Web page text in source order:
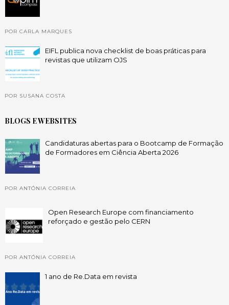
POR CARLA MARQUES
EIFL publica nova checklist de boas práticas para
revistas que utilizam OJS
POR SUSANA COSTA
BLOGS E WEBSITES
Candidaturas abertas para o Bootcamp de Formação
de Formadores em Ciência Aberta 2026
POR ANTÓNIA CORREIA
Open Research Europe com financiamento
reforçado e gestão pelo CERN
POR ANTÓNIA CORREIA
1 ano de Re.Data em revista